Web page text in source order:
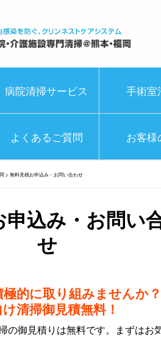
病院清掃サービス 手術室
よくあるご質問 お客様
> 無料見積お申込み・お問い合わせ
申込み・お問い
せ
的に取り組みませんか？
清掃御見積無料！
の御見積りは無料です。まずはお